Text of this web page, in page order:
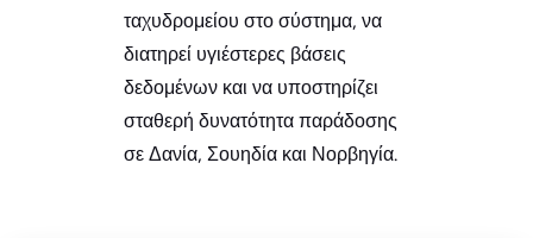
ταχυδρομείου στο σύστημα, να
διατηρεί υγιέστερες βάσεις
δεδομένων και να υποστηρίζει
σταθερή δυνατότητα παράδοσης
σε Δανία, Σουηδία και Νορβηγία.